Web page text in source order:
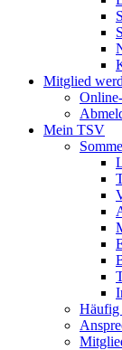
Mitglied
Mein TSV
Häufig